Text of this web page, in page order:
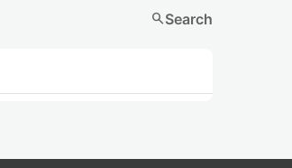
searchSearch